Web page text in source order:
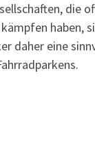
die
haben,
daher eine